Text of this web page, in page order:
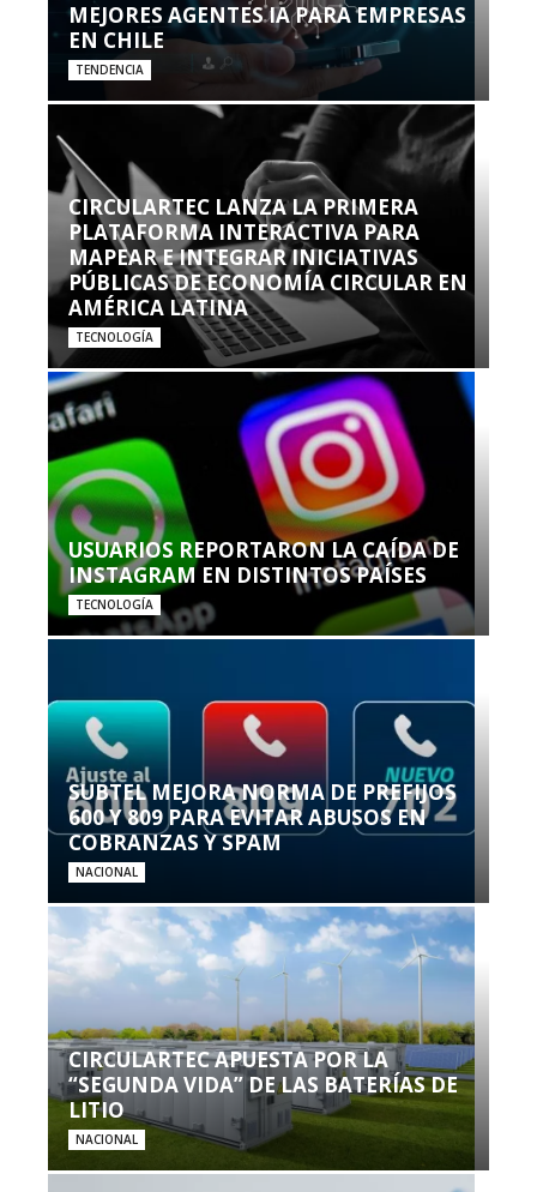
MEJORES AGENTES IA PARA EMPRESAS
EN CHILE
TENDENCIA
CIRCULARTEC LANZA LA PRIMERA
PLATAFORMA INTERACTIVA PARA
MAPEAR E INTEGRAR INICIATIVAS
PÚBLICAS DE ECONOMÍA CIRCULAR EN
AMÉRICA LATINA
TECNOLOGÍA
USUARIOS REPORTARON LA CAÍDA DE
INSTAGRAM EN DISTINTOS PAÍSES
TECNOLOGÍA
SUBTEL MEJORA NORMA DE PREFIJOS
600 Y 809 PARA EVITAR ABUSOS EN
COBRANZAS Y SPAM
NACIONAL
CIRCULARTEC APUESTA POR LA
“SEGUNDA VIDA” DE LAS BATERÍAS DE
LITIO
NACIONAL